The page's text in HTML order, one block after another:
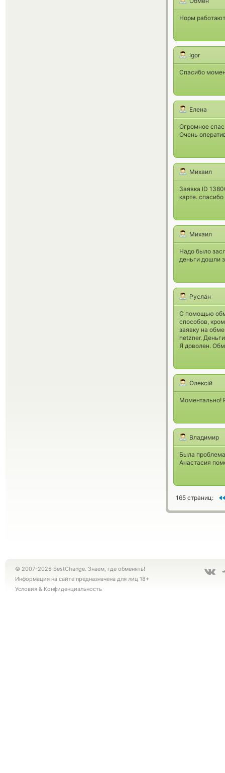
Норм
Igor
Спасибо
Елена
Огромное
Очень
Михаил
Заявка ID
карте.
Михаил
Надо было
деньги дошли
Руслан
С помощью
способов,
заявку на
hetzner.
Я доволен.
Олексій
Моментально!
Владимир
Была
Анастасия
165 страниц:
© 2007-2026 BestChange. Знаем, где обменять!
Информация на сайте предназначена для лиц 18+
Условия & Конфиденциальность